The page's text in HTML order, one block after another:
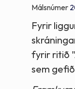
Málsnúmer
Fyrir
fyrir ritið
sem